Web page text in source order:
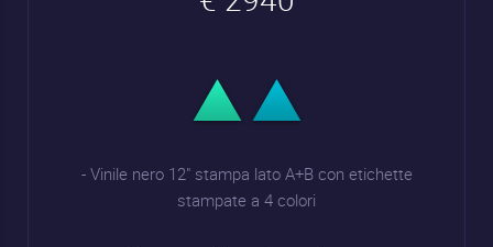
- Vinile nero 12" stampa lato A+B con etichette
stampate a 4 colori